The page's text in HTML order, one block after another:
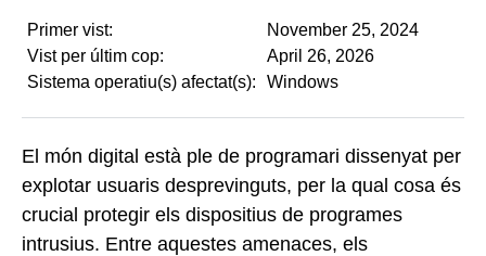
Primer vist:
November 25, 2024
Vist per últim cop:
April 26, 2026
Sistema operatiu(s) afectat(s):
Windows
El món digital està ple de programari dissenyat per
explotar usuaris desprevinguts, per la qual cosa és
crucial protegir els dispositius de programes
intrusius. Entre aquestes amenaces, els